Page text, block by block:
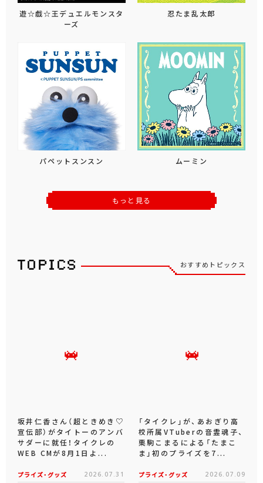
遊☆戯☆王デュエルモンスタ
ーズ
忍たま乱太郎
パペットスンスン ムーミン
もっと見る
おすすめトピックス
坂井仁香さん（超ときめき♡
宣伝部）がタイトーのアンバ
サダーに就任！タイクレの
WEB CMが8月1日よ...
プライズ・グッズ 2026.07.31
「タイクレ」が、あおぎり高
校所属VTuberの音霊魂子、
栗駒こまるによる「たまこ
ま」初のプライズを7...
プライズ・グッズ 2026.07.09